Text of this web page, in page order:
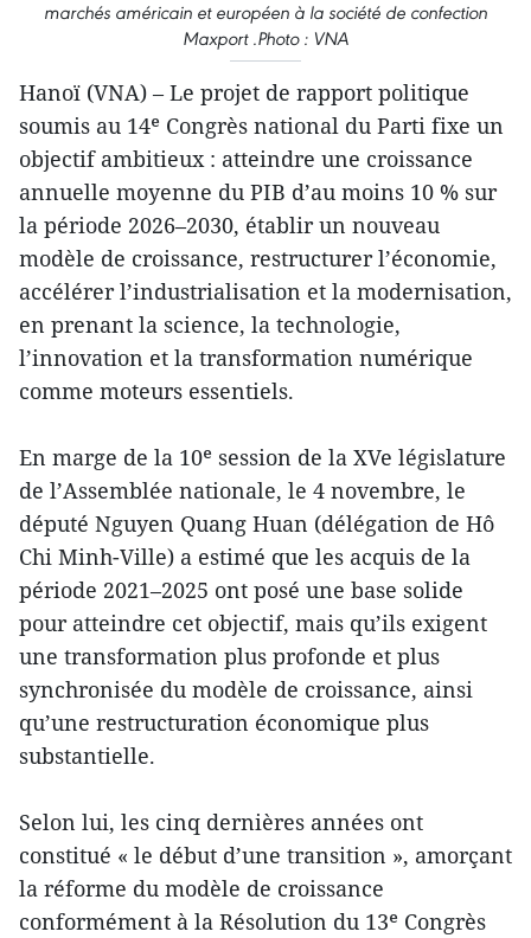
marchés américain et européen à la société de confection
Maxport .Photo : VNA
Hanoï (VNA) – Le projet de rapport politique
soumis au 14ᵉ Congrès national du Parti fixe un
objectif ambitieux : atteindre une croissance
annuelle moyenne du PIB d’au moins 10 % sur
la période 2026–2030, établir un nouveau
modèle de croissance, restructurer l’économie,
accélérer l’industrialisation et la modernisation,
en prenant la science, la technologie,
l’innovation et la transformation numérique
comme moteurs essentiels.
En marge de la 10ᵉ session de la XVe législature
de l’Assemblée nationale, le 4 novembre, le
député Nguyen Quang Huan (délégation de Hô
Chi Minh-Ville) a estimé que les acquis de la
période 2021–2025 ont posé une base solide
pour atteindre cet objectif, mais qu’ils exigent
une transformation plus profonde et plus
synchronisée du modèle de croissance, ainsi
qu’une restructuration économique plus
substantielle.
Selon lui, les cinq dernières années ont
constitué « le début d’une transition », amorçant
la réforme du modèle de croissance
conformément à la Résolution du 13ᵉ Congrès